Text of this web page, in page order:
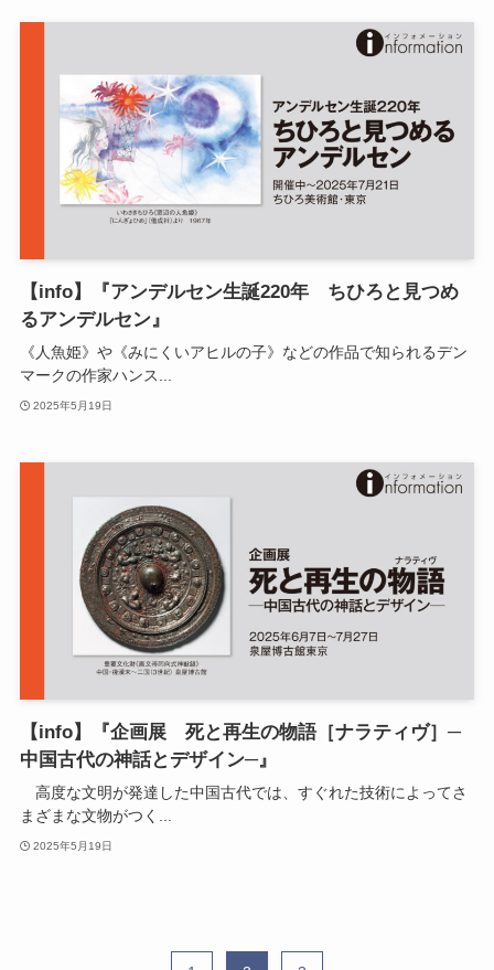
【info】『アンデルセン生誕220年 ちひろと見つめ
るアンデルセン』
《人魚姫》や《みにくいアヒルの子》などの作品で知られるデン
マークの作家ハンス...
2025年5月19日
【info】『企画展 死と再生の物語［ナラティヴ］─
中国古代の神話とデザイン─』
高度な文明が発達した中国古代では、すぐれた技術によってさ
まざまな文物がつく...
2025年5月19日